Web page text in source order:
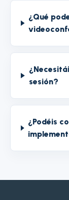
¿Qué
sesión?
¿Podéis